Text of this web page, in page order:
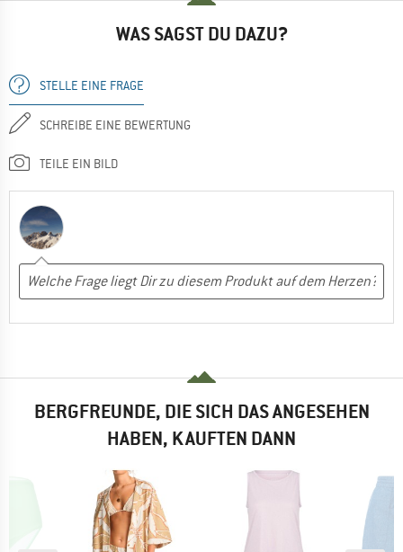
WAS SAGST DU DAZU?
STELLE EINE FRAGE
SCHREIBE EINE BEWERTUNG
TEILE EIN BILD
BERGFREUNDE, DIE SICH DAS ANGESEHEN
HABEN, KAUFTEN DANN